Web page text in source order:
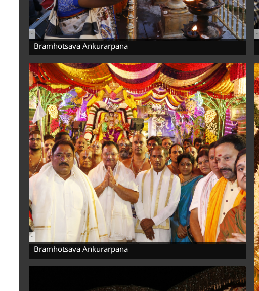
-
Bramhotsava Ankurarpana
-
Bramhotsava Ankurarpana
-